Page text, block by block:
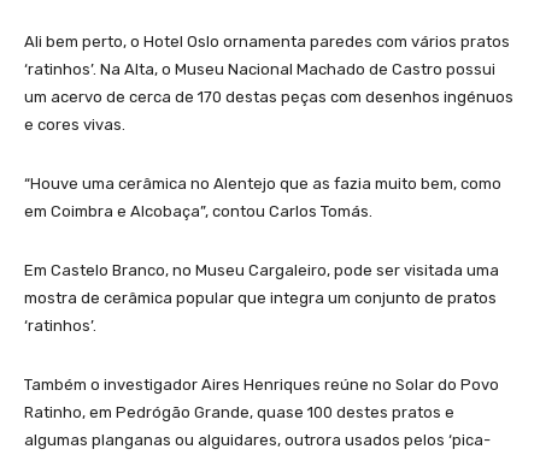
Ali bem perto, o Hotel Oslo ornamenta paredes com vários pratos
‘ratinhos’. Na Alta, o Museu Nacional Machado de Castro possui
um acervo de cerca de 170 destas peças com desenhos ingénuos
e cores vivas.
“Houve uma cerâmica no Alentejo que as fazia muito bem, como
em Coimbra e Alcobaça”, contou Carlos Tomás.
Em Castelo Branco, no Museu Cargaleiro, pode ser visitada uma
mostra de cerâmica popular que integra um conjunto de pratos
‘ratinhos’.
Também o investigador Aires Henriques reúne no Solar do Povo
Ratinho, em Pedrógão Grande, quase 100 destes pratos e
algumas planganas ou alguidares, outrora usados pelos ‘pica-